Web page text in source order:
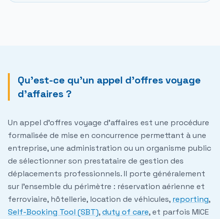
Qu'est-ce qu'un appel d'offres voyage
d'affaires ?
Un appel d'offres voyage d'affaires est une procédure
formalisée de mise en concurrence permettant à une
entreprise, une administration ou un organisme public
de sélectionner son prestataire de gestion des
déplacements professionnels. Il porte généralement
sur l'ensemble du périmètre : réservation aérienne et
ferroviaire, hôtellerie, location de véhicules, reporting,
Self-Booking Tool (SBT),duty of care, et parfois MICE